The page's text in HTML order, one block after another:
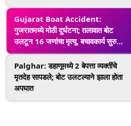
Gujarat Boat Accident:
गुजरातमध्ये मोठी दुर्घटना; तलावात बोट
उलटून 16 जणांचा मृत्यू, बचावकार्य सुरु
(Watch Video)
Palghar: डहाणूमध्ये 2 बेपत्ता व्यक्तींचे
मृतदेह सापडले; बोट उलटल्याने झाला होता
अपघात